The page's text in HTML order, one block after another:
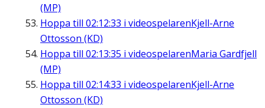
(MP)
Hoppa till 02:12:33 i videospelarenKjell-Arne
Ottosson (KD)
Hoppa till 02:13:35 i videospelarenMaria Gardfjell
(MP)
Hoppa till 02:14:33 i videospelarenKjell-Arne
Ottosson (KD)